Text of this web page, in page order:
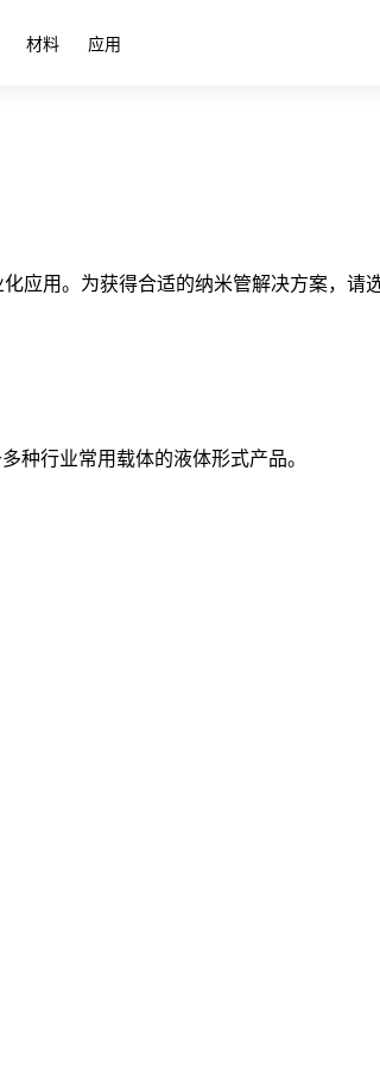
材料 应用
应用。为获得合适的纳米管解决方案，
种行业常用载体的液体形式产品。